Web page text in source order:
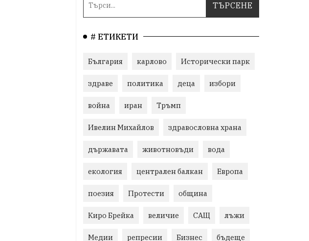
# ЕТИКЕТИ
България карлово Исторически парк
здраве политика деца избори
война иран Тръмп
Ивелин Михайлов здравословна храна
държавата животновъди вода
екология централен балкан Европа
поезия Протести община
Киро Брейка величие САЩ лъжи
Медии репресии Бизнес бъдеще